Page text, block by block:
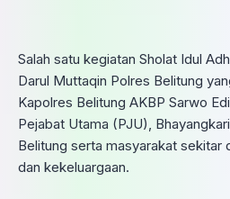
Salah satu kegiatan Sholat Idul
Darul Muttaqin Polres Belitung
Kapolres Belitung AKBP Sarwo
Pejabat Utama (PJU),
Belitung serta masyarakat sekitar
dan kekeluargaan.